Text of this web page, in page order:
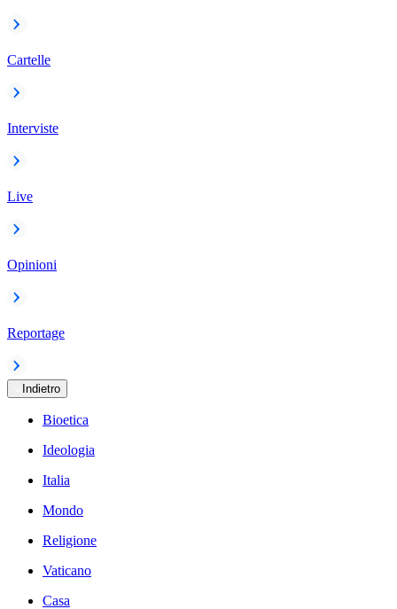
Cartelle
Interviste
Live
Opinioni
Reportage
Indietro
Bioetica
Ideologia
Italia
Mondo
Religione
Vaticano
Casa